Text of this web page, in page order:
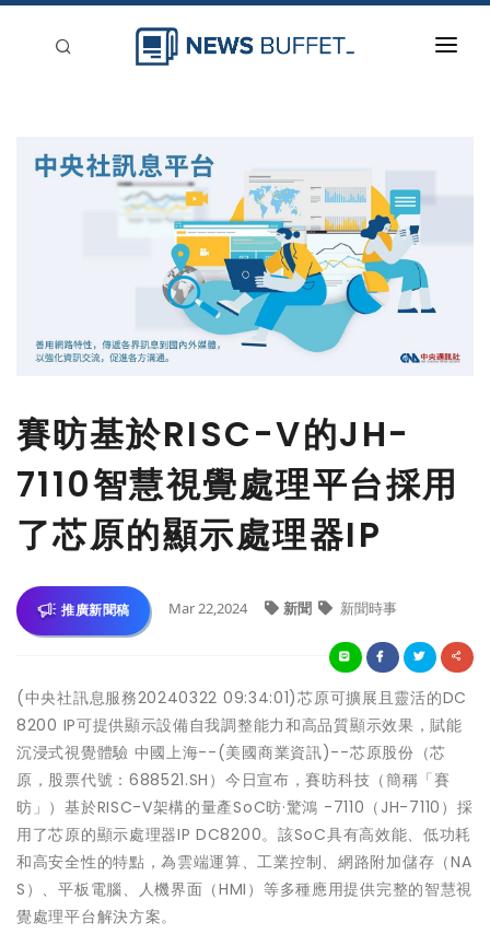
賽昉基於RISC-V的JH-
7110智慧視覺處理平台採用
了芯原的顯示處理器IP
推廣新聞稿 Mar 22,2024 新聞 新聞時事
(中央社訊息服務20240322 09:34:01)芯原可擴展且靈活的DC
8200 IP可提供顯示設備自我調整能力和高品質顯示效果，賦能
沉浸式視覺體驗 中國上海--(美國商業資訊)--芯原股份（芯
原，股票代號：688521.SH）今日宣布，賽昉科技（簡稱「賽
昉」）基於RISC-V架構的量產SoC昉·驚鴻 -7110（JH-7110）採
用了芯原的顯示處理器IP DC8200。該SoC具有高效能、低功耗
和高安全性的特點，為雲端運算、工業控制、網路附加儲存（NA
S）、平板電腦、人機界面（HMI）等多種應用提供完整的智慧視
覺處理平台解決方案。